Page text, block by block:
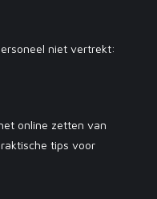
niet vertrekt:
online zetten van
tips voor